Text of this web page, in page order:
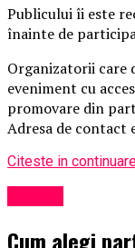
Publicului îi este
înainte de
Organizatorii care
eveniment cu
promovare din
Adresa de contact
Citeste in
Cum alegi